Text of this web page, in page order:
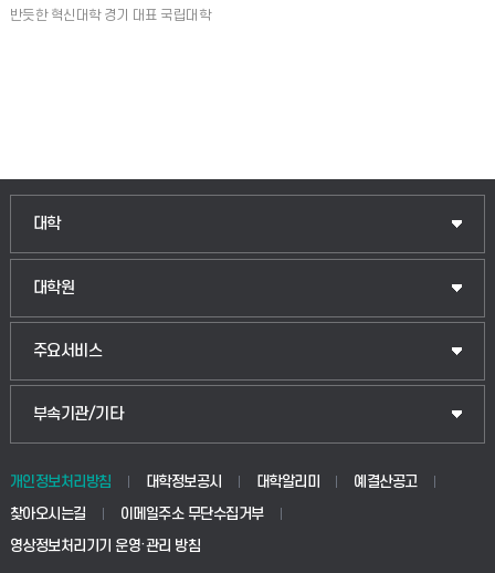
대학
인문융합공공인재학부
법경영학부
생명공학부
대학원
일반대학원
산업대학원
공공정책대학원
교육대학원
주요서비스
입학안내
웹메일
학사시스템(전문학사 및 전공심화)
부속기관/기타
중앙도서관
학생생활관(안성)
개인정보처리방침 대학정보공시 대학알리미
예결산공고
찾아오시는길
이메일주소 무단수집거부
영상정보처리기기 운영·관리 방침